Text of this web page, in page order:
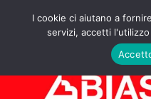
Assistenza
Caldaie
Preventivo!
I cookie ci aiutano a
servizi, accetti